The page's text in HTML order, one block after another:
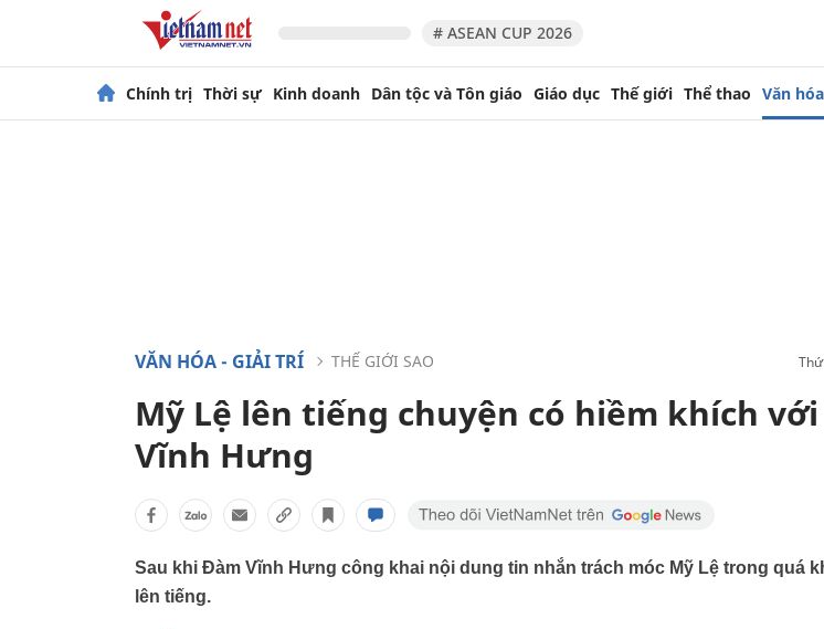
# ASEAN CUP 2026
Chính trị Thời sự Kinh doanh Dân tộc và Tôn giáo Giáo dục Thế giới Thể thao Văn
VĂN HÓA - GIẢI TRÍ THẾ GIỚI SAO
Mỹ Lệ lên tiếng chuyện có hiềm khích
Vĩnh Hưng
Sau khi Đàm Vĩnh Hưng công khai nội dung tin nhắn trách móc Mỹ Lệ trong quá
lên tiếng.